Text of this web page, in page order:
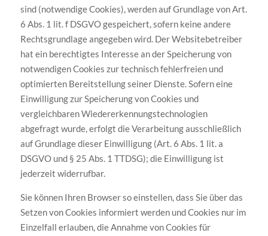
sind (notwendige Cookies), werden auf Grundlage von Art.
6 Abs. 1 lit. f DSGVO gespeichert, sofern keine andere
Rechtsgrundlage angegeben wird. Der Websitebetreiber
hat ein berechtigtes Interesse an der Speicherung von
notwendigen Cookies zur technisch fehlerfreien und
optimierten Bereitstellung seiner Dienste. Sofern eine
Einwilligung zur Speicherung von Cookies und
vergleichbaren Wiedererkennungstechnologien
abgefragt wurde, erfolgt die Verarbeitung ausschließlich
auf Grundlage dieser Einwilligung (Art. 6 Abs. 1 lit. a
DSGVO und § 25 Abs. 1 TTDSG); die Einwilligung ist
jederzeit widerrufbar.
Sie können Ihren Browser so einstellen, dass Sie über das
Setzen von Cookies informiert werden und Cookies nur im
Einzelfall erlauben, die Annahme von Cookies für